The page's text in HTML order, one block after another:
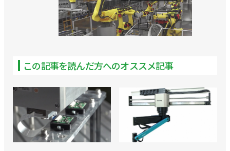
この記事を読んだ方へのオススメ記事